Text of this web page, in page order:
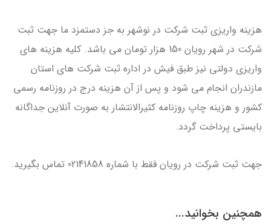
هزینه واریزی ثبت شرکت در نوشهر به جز دستمزد ما جهت ثبت
شرکت در شهر رویان 150 هزار تومان می باشد. کلیه هزینه های
واریزی دولتی نیز طبق فیش در اداره ثبت شرکت های استان
مازندران انجام می شود و پس از آن هزینه درج در روزنامه رسمی
کشور و هزینه چاپ روزنامه کثیرالانتشار به صورت آنلاین جداگانه
بایستی پرداخت گردد.
جهت ثبت شرکت در رویان فقط با شماره 02141858 تماس بگیرید.
همچنین بخوانید...